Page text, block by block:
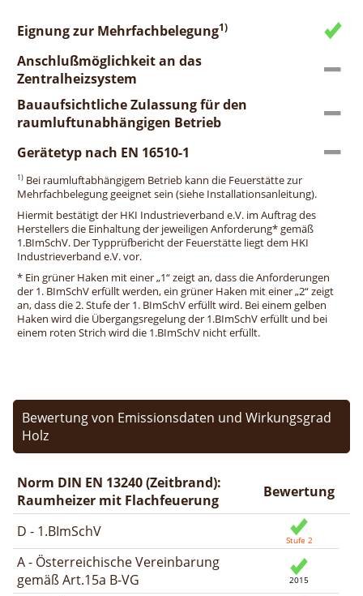
Eignung zur Mehrfachbelegung1)
Anschlußmöglichkeit an das
Zentralheizsystem
Bauaufsichtliche Zulassung für den
raumluftunabhängigen Betrieb
Gerätetyp nach EN 16510-1
1) Bei raumluftabhängigem Betrieb kann die Feuerstätte zur
Mehrfachbelegung geeignet sein (siehe Installationsanleitung).
Hiermit bestätigt der HKI Industrieverband e.V. im Auftrag des
Herstellers die Einhaltung der jeweiligen Anforderung* gemäß
1.BImSchV. Der Typprüfbericht der Feuerstätte liegt dem HKI
Industrieverband e.V. vor.
* Ein grüner Haken mit einer „1“ zeigt an, dass die Anforderungen
der 1. BImSchV erfüllt werden, ein grüner Haken mit einer „2“ zeigt
an, dass die 2. Stufe der 1. BImSchV erfüllt wird. Bei einem gelben
Haken wird die Übergangsregelung der 1.BImSchV erfüllt und bei
einem roten Strich wird die 1.BImSchV nicht erfüllt.
Bewertung von Emissionsdaten und Wirkungsgrad
Holz
Norm DIN EN 13240 (Zeitbrand):
Raumheizer mit Flachfeuerung
Bewertung
D - 1.BImSchV
A - Österreichische Vereinbarung
gemäß Art.15a B-VG